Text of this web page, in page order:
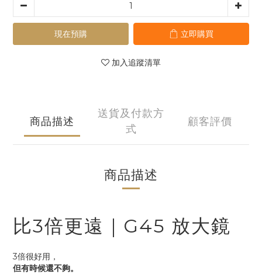
現在預購 立即購買
加入追蹤清單
商品描述
送貨及付款方
式
顧客評價
商品描述
比3倍更遠｜G45 放大鏡
3倍很好用，
但有時候還不夠。